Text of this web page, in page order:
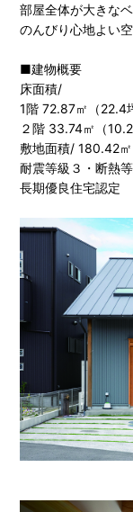
部屋全体が大きな
のんびり心地よい
■建物概要
床面積/
1階 72.87㎡（22.4
２階 33.74㎡（
敷地面積/ 180.42㎡
耐震等級３・断熱
長期優良住宅認定